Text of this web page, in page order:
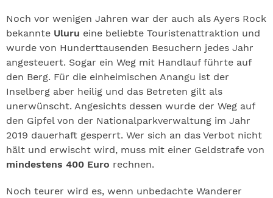
Noch vor wenigen Jahren war der auch als Ayers Rock
bekannte Uluru eine beliebte Touristenattraktion und
wurde von Hunderttausenden Besuchern jedes Jahr
angesteuert. Sogar ein Weg mit Handlauf führte auf
den Berg. Für die einheimischen Anangu ist der
Inselberg aber heilig und das Betreten gilt als
unerwünscht. Angesichts dessen wurde der Weg auf
den Gipfel von der Nationalparkverwaltung im Jahr
2019 dauerhaft gesperrt. Wer sich an das Verbot nicht
hält und erwischt wird, muss mit einer Geldstrafe von
mindestens 400 Euro rechnen.
Noch teurer wird es, wenn unbedachte Wanderer